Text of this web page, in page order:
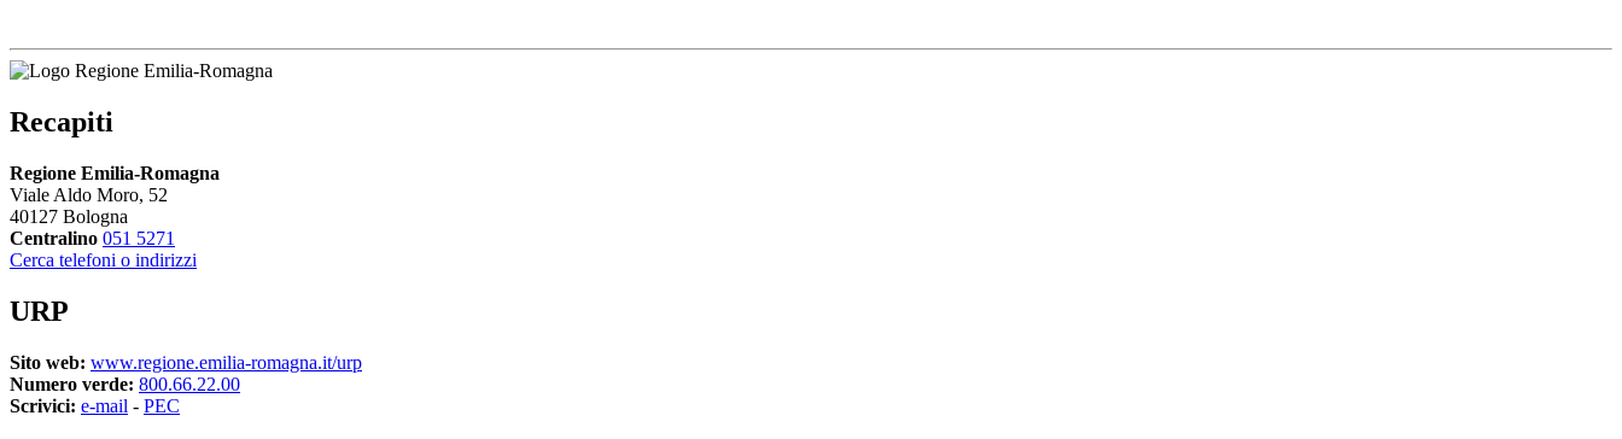
Recapiti
Regione Emilia-Romagna
Viale Aldo Moro, 52
40127 Bologna
Centralino 051 5271
Cerca telefoni o indirizzi
URP
Sito web: www.regione.emilia-romagna.it/urp
Numero verde: 800.66.22.00
Scrivici: e-mail - PEC